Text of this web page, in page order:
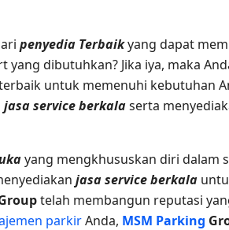
penyedia Terbaikyang dapat
yang dibutuhkan? Jika iya, maka
untuk memenuhi kebutuhan
jasa service berkalaserta
yang mengkhususkan diri dalam
jasa service berkala
telah membangun reputasi
parkirAnda, MSM Parking